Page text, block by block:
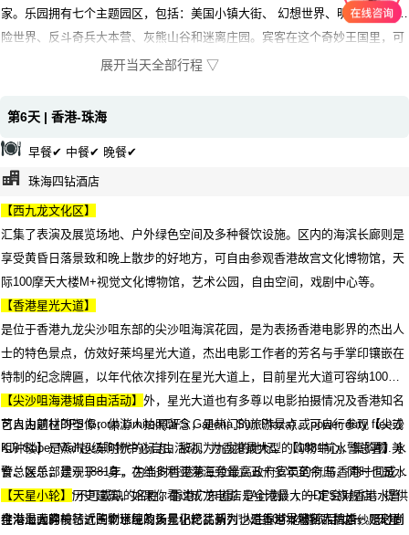
家。乐园拥有七个主题园区，包括：美国小镇大街、 幻想世界、明日世界、探
险世界、反斗奇兵大本营、灰熊山谷和迷离庄园。宾客在这个奇妙王国里，可
以置身喜爱的迪士尼故事中，与迪士尼朋友见面。并可尽情探索七个主题园
展开当天全部行程 ▽
第6天 | 香港-珠海
早餐✔ 中餐✔ 晚餐✔
珠海四钻酒店
【西九龙文化区】
汇集了表演及展览场地、户外绿色空间及多种餐饮设施。区内的海滨长廊则是
享受黄昏日落景致和晚上散步的好地方，可自由参观香港故宫文化博物馆，天
际100摩天大楼M+视觉文化博物馆，艺术公园，自由空间，戏剧中心等。
【香港星光大道】
是位于香港九龙尖沙咀东部的尖沙咀海滨花园，是为表扬香港电影界的杰出人
士的特色景点，仿效好莱坞星光大道，杰出电影工作者的芳名与手掌印镶嵌在
特制的纪念牌匾，以年代依次排列在星光大道上，目前星光大道可容纳100名
电影工作者的纪念牌匾。此外，星光大道也有多尊以电影拍摄情况及香港知名
艺人为题材的塑像，供游人拍照留念，是热门的旅游景点。可自行参观【尖沙
咀钟楼】是蒸汽火车时代的标志，被视为九龙的地标。【1881前水警总署】水
警总区总部建于1881年，为当时香港第三位最高政府官员的府邸，同时也是水
警基地。这座历史建筑，如果你看过成龙电影《A计划》，一定会对香港水警
在海上驰骋前行、围剿水匪的场景记忆犹新，也是香港本地新人拍婚纱照必到
【尖沙咀海港城自由活动】
可自由前往DFS Group Limited(DFS Galleria,Sun Plaza) 或power duty free或
KJI Super Mall超级购物中心自由活动，为香港最大型的购物中心，集购物.美
食、娱乐，景观于一身，在维多利亚港海旁耸立五十多年至今,与香港一同成
长,是香港一个不可或缺的名胜。香港广东道店是全港最大的DFS旗舰店，提供
全港最大的一站式购物环境及多元化产品系列，汇集世界著名品牌店，是时尚
【天星小轮】
维港海面穿梭了近一个世纪的天星小轮，列为“人生50个必游项目”之一。天星